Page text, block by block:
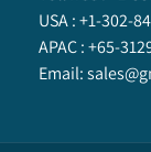
USA :+1-302-
APAC :+65-
Email: